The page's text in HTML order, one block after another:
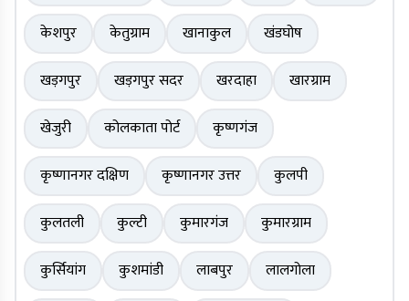
केशपुर
केतुग्राम खानाकुल
खंडघोष
खड़गपुर
खड़गपुर सदर खरदाहा
खारग्राम
खेजुरी
कोलकाता पोर्ट
कृष्णगंज
कृष्णानगर दक्षिण
कृष्णानगर उत्तर
कुलपी
कुलतली
कुल्टी कुमारगंज
कुमारग्राम
कुर्सियांग
कुशमांडी लाबपुर
लालगोला